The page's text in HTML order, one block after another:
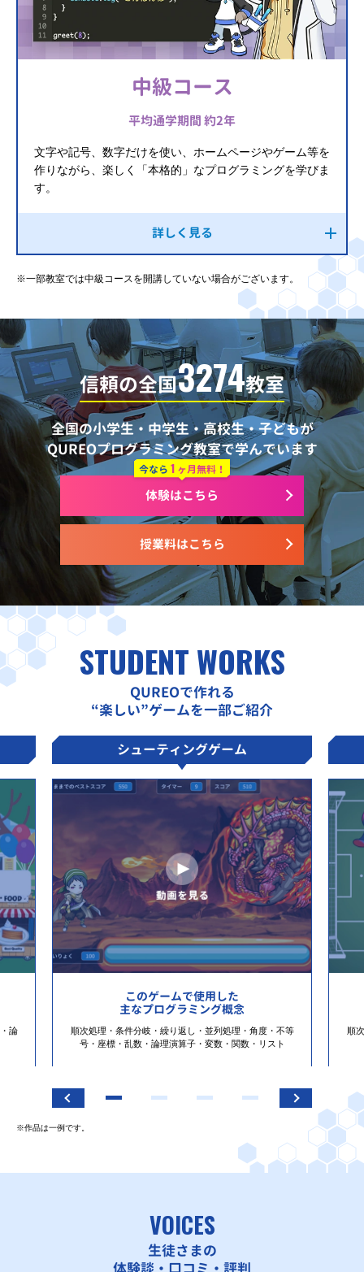
中級コース
平均通学期間 約2年
文字や記号、数字だけを使い、ホームページやゲーム等を
作りながら、楽しく「本格的」なプログラミングを学びま
す。
詳しく見る
※一部教室では中級コースを開講していない場合がございます。
信頼の全国3274教室
全国の小学生・中学生・高校生・子どもが
QUREOプログラミング教室で学んでいます
授業料はこちら
今なら 1 ヶ月無料！
体験はこちら
STUDENT WORKS
QUREOで作れる
“楽しい”ゲームを一部ご紹介
論
シューティングゲーム
このゲームで使用した
主なプログラミング概念
順次処理・条件分岐・繰り返し・並列処理・角度・不等
号・座標・乱数・論理演算子・変数・関数・リスト
順
※作品は一例です。
VOICES
生徒さまの
体験談・口コミ・評判